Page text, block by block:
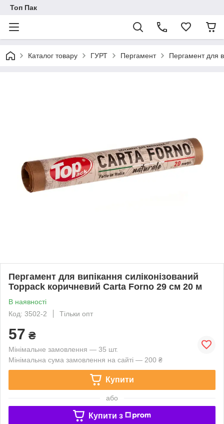
Топ Пак
Каталог товару ГУРТ Пергамент Пергамент для
Пергамент для випікання силіконізований
Toppack коричневий Carta Forno 29 см 20 м
В наявності
Код: 3502-2
Тільки опт
57 ₴
Мінімальне замовлення — 35 шт.
Мінімальна сума замовлення на сайті — 200 ₴
Купити
або
Купити з